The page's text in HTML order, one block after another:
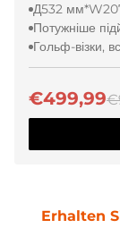
Д532
Потужніше
Гольф-візки,
€499,99
Erhalten